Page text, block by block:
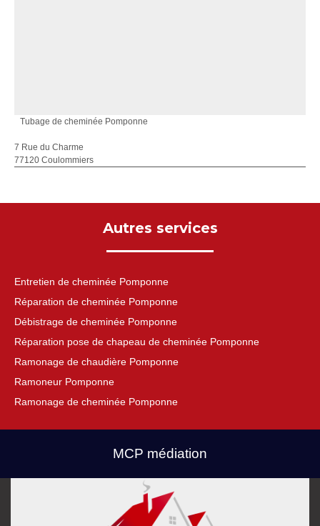
Tubage de cheminée Pomponne
7 Rue du Charme
77120 Coulommiers
Autres services
Entretien de cheminée Pomponne
Réparation de cheminée Pomponne
Débistrage de cheminée Pomponne
Réparation pose de chapeau de cheminée Pomponne
Ramonage de chaudière Pomponne
Ramoneur Pomponne
Ramonage de cheminée Pomponne
MCP médiation